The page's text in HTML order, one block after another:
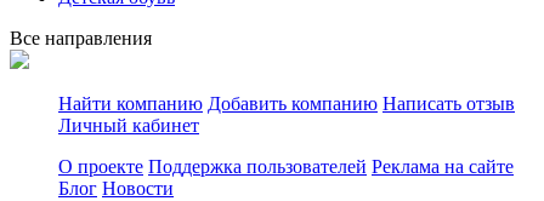
Все направления
Найти компанию Добавить компанию Написать отзыв
Личный кабинет
О проекте Поддержка пользователей Реклама на сайте
Блог Новости